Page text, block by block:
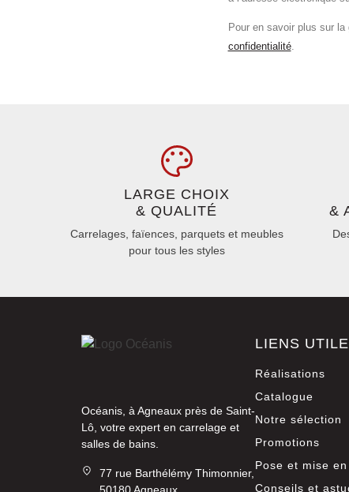
Pour en savoir plus sur
confidentialité.
LARGE CHOIX
& QUALITÉ
Carrelages, faïences, parquets et meubles
pour tous les styles
&
Océanis, à Agneaux près de Saint-
Lô, votre expert en carrelage et
salles de bains.
77 rue Barthélémy Thimonnier,
50180 Agneaux
LIENS
Réalisations
Catalogue
Notre sélection
Promotions
Pose et mise
Conseils et